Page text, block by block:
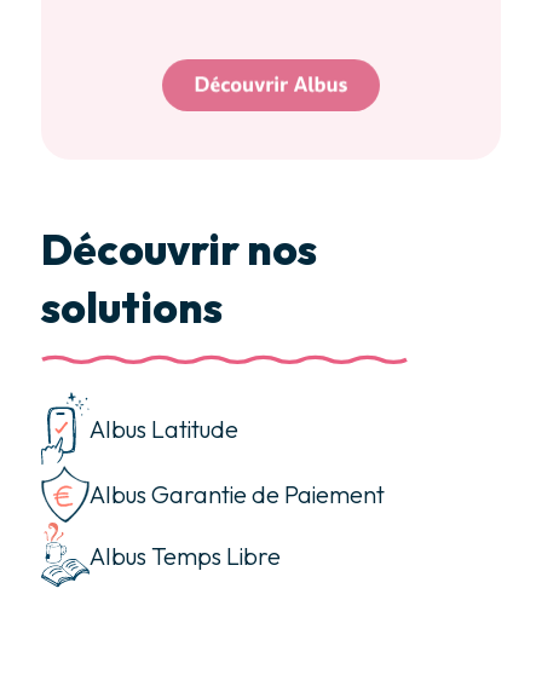
Découvrir nos
solutions
Albus Latitude
Albus Garantie de Paiement
Albus Temps Libre